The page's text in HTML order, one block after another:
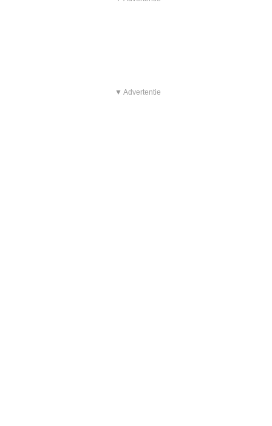
▼ Advertentie